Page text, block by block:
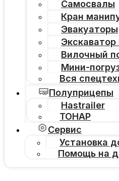
Самосвалы
Кран
Эвакуаторы
Экскаватор
Вилочный
Мини-
Вся
Полуприцепы
Hastrailer
ТОНАР
Сервис
Установка
Помощь на